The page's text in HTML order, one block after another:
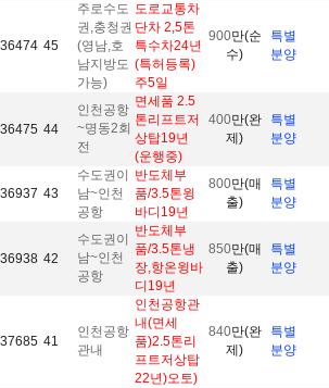
36474 45
주로수도
권,충청권
(영남,호
남지방도
가능)
도로교통차
단차 2,5톤
특수차24년
(특허등록)
주5일
900만(순
수)
특별
분양
36475 44
인천공항
~명동2회
전
면세품 2.5
톤리프트저
상탑19년
(운행중)
400만(완
제)
특별
분양
36937 43
수도권이
남~인천
공항
반도체부
품/3.5톤윙
바디19년
800만(매
출)
특별
분양
36938 42
수도권이
남~인천
공항
반도체부
품/3.5톤냉
장,항온윙바
디19년
850만(매
출)
특별
분양
37685 41
인천공항
관내
인천공항관
내(면세
품)2.5톤리
프트저상탑
22년)오토)
840만(완
제)
특별
분양